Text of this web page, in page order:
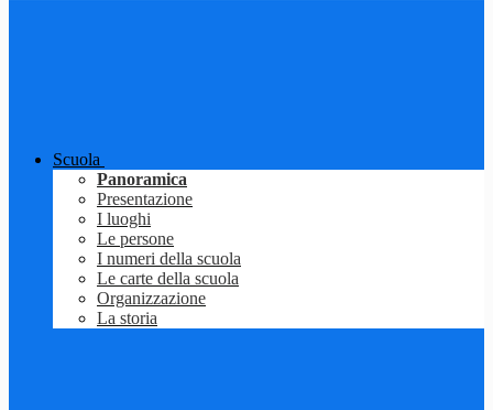
Scuola
Panoramica
Presentazione
I luoghi
Le persone
I numeri della scuola
Le carte della scuola
Organizzazione
La storia